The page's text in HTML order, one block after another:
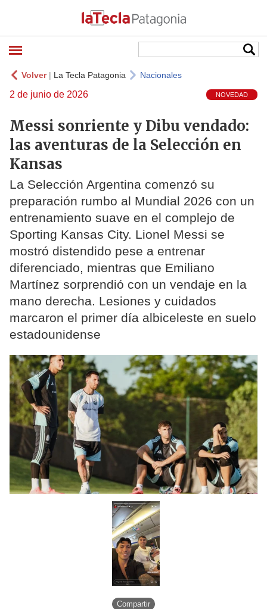
Volver| La Tecla Patagonia Nacionales
2 de junio de 2026 NOVEDAD
Messi sonriente y Dibu vendado:
las aventuras de la Selección en
Kansas
La Selección Argentina comenzó su
preparación rumbo al Mundial 2026 con un
entrenamiento suave en el complejo de
Sporting Kansas City. Lionel Messi se
mostró distendido pese a entrenar
diferenciado, mientras que Emiliano
Martínez sorprendió con un vendaje en la
mano derecha. Lesiones y cuidados
marcaron el primer día albiceleste en suelo
estadounidense
Compartir